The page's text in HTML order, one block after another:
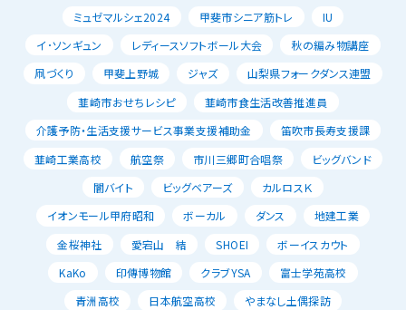
ミュゼマルシェ2024
甲斐市シニア筋トレ
IU
イ･ソンギュン
レディースソフトボール大会
秋の編み物講座
凧づくり
甲斐上野城 ジャズ
山梨県フォークダンス連盟
韮崎市おせちレシピ
韮崎市食生活改善推進員
介護予防・生活支援サービス事業支援補助金
笛吹市長寿支援課
韮崎工業高校
航空祭 市川三郷町合唱祭
ビッグバンド
闇バイト
ビッグベアーズ
カルロスＫ
イオンモール甲府昭和
ボーカル ダンス
地建工業
金桜神社
愛宕山 結 SHOEI
ボーイスカウト
KaKo
印傳博物館 クラブYSA
富士学苑高校
青洲高校
日本航空高校
やまなし土偶探訪